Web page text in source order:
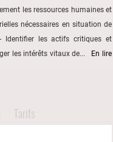
les ressources humaines et
nécessaires en situation de
Identifier les actifs critiques et
les intérêts vitaux de...
En lire
Tarifs